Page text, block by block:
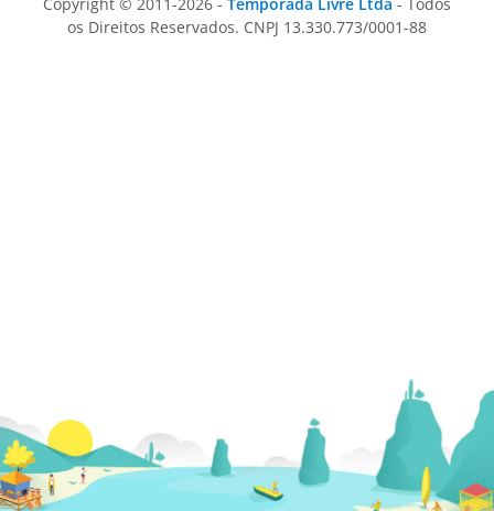
os Direitos Reservados. CNPJ 13.330.773/0001-88